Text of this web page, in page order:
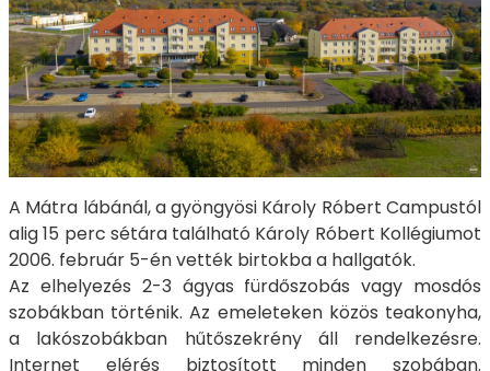
A Mátra lábánál, a gyöngyösi Károly Róbert Campustól
alig 15 perc sétára található Károly Róbert Kollégiumot
2006. február 5-én vették birtokba a hallgatók.
Az elhelyezés 2-3 ágyas fürdőszobás vagy mosdós
szobákban történik. Az emeleteken közös teakonyha,
a lakószobákban hűtőszekrény áll rendelkezésre.
Internet elérés biztosított minden szobában.